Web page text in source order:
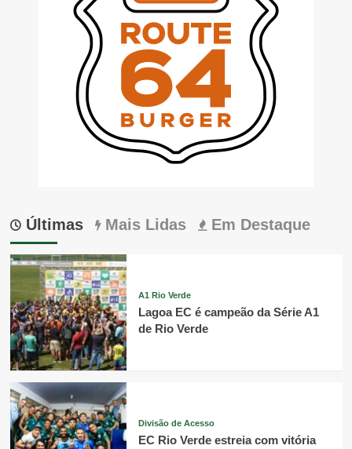
Últimas Mais Lidas Em Destaque
A1 Rio Verde
Lagoa EC é campeão da Série A1
de Rio Verde
Divisão de Acesso
EC Rio Verde estreia com vitória